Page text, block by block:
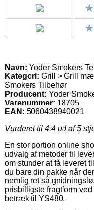
Navn: Yoder Smokers
Kategori: Grill > Grill
Smokers Tilbehør
Producent: Yoder
Varenummer: 18705
EAN: 5060438940021
Vurderet til 4.4 ud af 5
En stor portion online
udvalg af metoder til
om stunder at få leveret
du bare din pakke når
nemlig ret så
prisbilligste fragtform
betræk til YS480.